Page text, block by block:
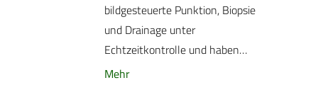
bildgesteuerte Punktion, Biopsie
und Drainage unter
Echtzeitkontrolle und haben…
Mehr